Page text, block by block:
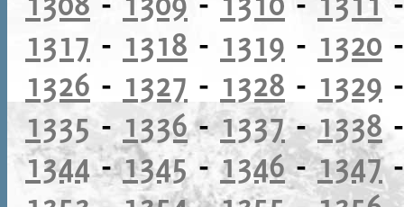
1317 - 1318 - 1319 - 1320
1326 - 1327 - 1328 - 1329
1335- 1336-1337-1338
1344-1345-1346-1347